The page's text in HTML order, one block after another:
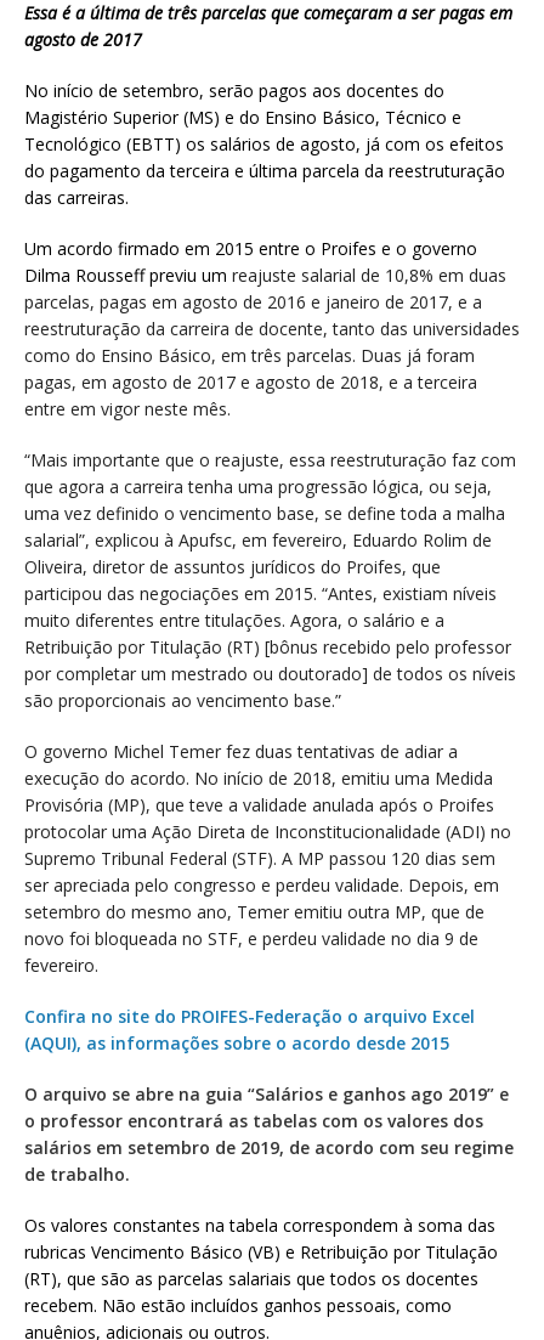
Essa é a última de três parcelas que começaram a ser pagas em
agosto de 2017
No início de setembro, serão pagos aos docentes do
Magistério Superior (MS) e do Ensino Básico, Técnico e
Tecnológico (EBTT) os salários de agosto, já com os efeitos
do pagamento da terceira e última parcela da reestruturação
das carreiras.
Um acordo firmado em 2015 entre o Proifes e o governo
Dilma Rousseff previu um reajuste salarial de 10,8% em duas
parcelas, pagas em agosto de 2016 e janeiro de 2017, e a
reestruturação da carreira de docente, tanto das universidades
como do Ensino Básico, em três parcelas. Duas já foram
pagas, em agosto de 2017 e agosto de 2018, e a terceira
entre em vigor neste mês.
“Mais importante que o reajuste, essa reestruturação faz com
que agora a carreira tenha uma progressão lógica, ou seja,
uma vez definido o vencimento base, se define toda a malha
salarial”, explicou à Apufsc, em fevereiro, Eduardo Rolim de
Oliveira, diretor de assuntos jurídicos do Proifes, que
participou das negociações em 2015. “Antes, existiam níveis
muito diferentes entre titulações. Agora, o salário e a
Retribuição por Titulação (RT) [bônus recebido pelo professor
por completar um mestrado ou doutorado] de todos os níveis
são proporcionais ao vencimento base.”
O governo Michel Temer fez duas tentativas de adiar a
execução do acordo. No início de 2018, emitiu uma Medida
Provisória (MP), que teve a validade anulada após o Proifes
protocolar uma Ação Direta de Inconstitucionalidade (ADI) no
Supremo Tribunal Federal (STF). A MP passou 120 dias sem
ser apreciada pelo congresso e perdeu validade. Depois, em
setembro do mesmo ano, Temer emitiu outra MP, que de
novo foi bloqueada no STF, e perdeu validade no dia 9 de
fevereiro.
Confira no site do PROIFES-Federação o arquivo Excel
(AQUI), as informações sobre o acordo desde 2015
O arquivo se abre na guia “Salários e ganhos ago 2019” e
o professor encontrará as tabelas com os valores dos
salários em setembro de 2019, de acordo com seu regime
de trabalho.
Os valores constantes na tabela correspondem à soma das
rubricas Vencimento Básico (VB) e Retribuição por Titulação
(RT), que são as parcelas salariais que todos os docentes
recebem. Não estão incluídos ganhos pessoais, como
anuênios, adicionais ou outros.